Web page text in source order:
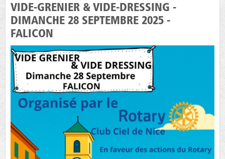
VIDE-GRENIER & VIDE-DRESSING -
DIMANCHE 28 SEPTEMBRE 2025 -
FALICON